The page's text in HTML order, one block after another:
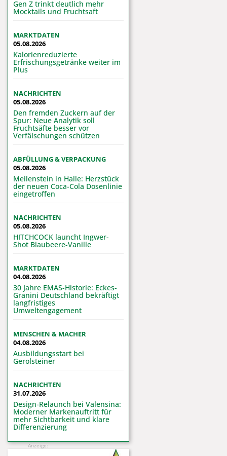
Gen Z trinkt deutlich mehr
Mocktails und Fruchtsaft
MARKTDATEN
05.08.2026
Kalorienreduzierte
Erfrischungsgetränke weiter im
Plus
NACHRICHTEN
05.08.2026
Den fremden Zuckern auf der
Spur: Neue Analytik soll
Fruchtsäfte besser vor
Verfälschungen schützen
ABFÜLLUNG & VERPACKUNG
05.08.2026
Meilenstein in Halle: Herzstück
der neuen Coca-Cola Dosenlinie
eingetroffen
NACHRICHTEN
05.08.2026
HITCHCOCK launcht Ingwer-
Shot Blaubeere-Vanille
MARKTDATEN
04.08.2026
30 Jahre EMAS-Historie: Eckes-
Granini Deutschland bekräftigt
langfristiges
Umweltengagement
MENSCHEN & MACHER
04.08.2026
Ausbildungsstart bei
Gerolsteiner
NACHRICHTEN
31.07.2026
Design-Relaunch bei Valensina:
Moderner Markenauftritt für
mehr Sichtbarkeit und klare
Differenzierung
Anzeige: